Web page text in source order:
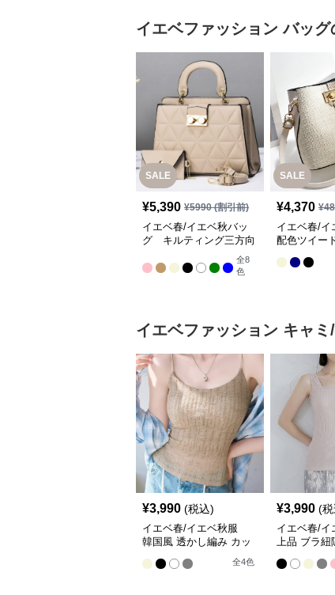
イエベファッション バッグ
SALE
¥5,390 ¥5990(割引前)
イエベ春/イエベ秋バッ
グ キルティング三方向
使いレディースバッグ
【即納】
全8
色
SALE
¥4,370 ¥
イエベ春/
配色ツイー
ルダーバッ
イエベファッション キャミ
¥3,990 (税込)
イエベ春/イエベ秋服
韓国風 透かし編み カッ
プ付きキャミ【即納】
全4色
¥3,990 (
イエベ春/
上品 ブラ紐
ア タンク
納】